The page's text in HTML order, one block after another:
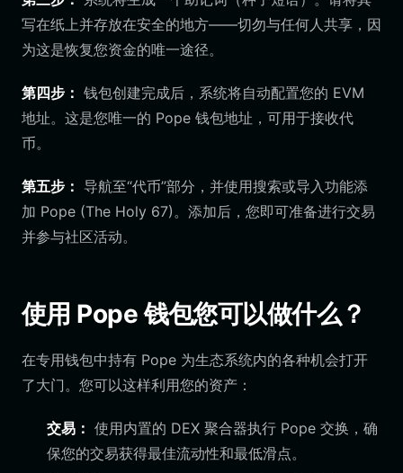
写在纸上并存放在安全的地方——切勿与任何人共享，因
为这是恢复您资金的唯一途径。
第四步： 钱包创建完成后，系统将自动配置您的 EVM
地址。这是您唯一的 Pope 钱包地址，可用于接收代
币。
第五步： 导航至“代币”部分，并使用搜索或导入功能添
加 Pope (The Holy 67)。添加后，您即可准备进行交易
并参与社区活动。
使用 Pope 钱包您可以做什么？
在专用钱包中持有 Pope 为生态系统内的各种机会打开
了大门。您可以这样利用您的资产：
交易： 使用内置的 DEX 聚合器执行 Pope 交换，确
保您的交易获得最佳流动性和最低滑点。